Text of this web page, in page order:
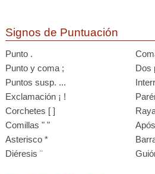
Signos de Puntuación
Punto .
Punto y coma ;
Dos
Puntos susp. ...
Exclamación ¡ !
Corchetes [ ]
Comillas " "
Asterisco *
Diéresis ¨